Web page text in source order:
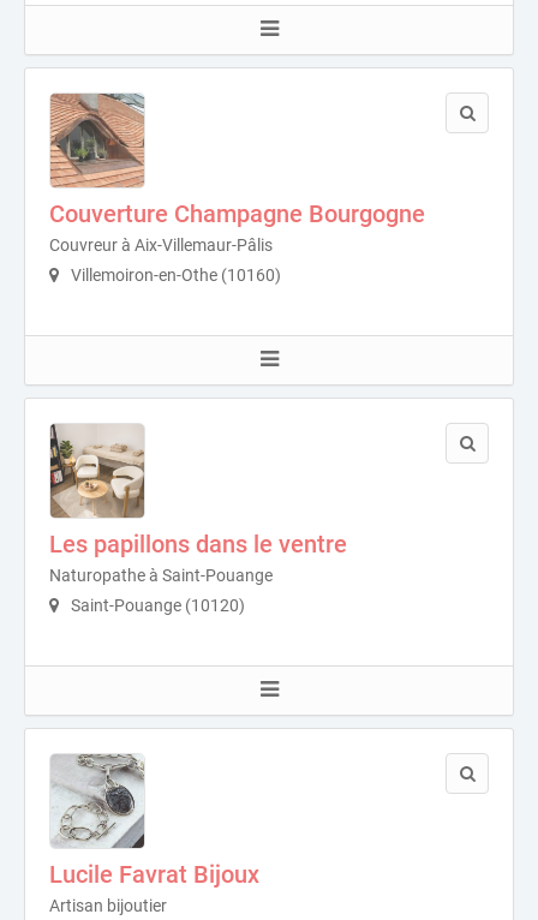
Couverture Champagne Bourgogne
Couvreur à Aix-Villemaur-Pâlis
Villemoiron-en-Othe (10160)
Les papillons dans le ventre
Naturopathe à Saint-Pouange
Saint-Pouange (10120)
Lucile Favrat Bijoux
Artisan bijoutier